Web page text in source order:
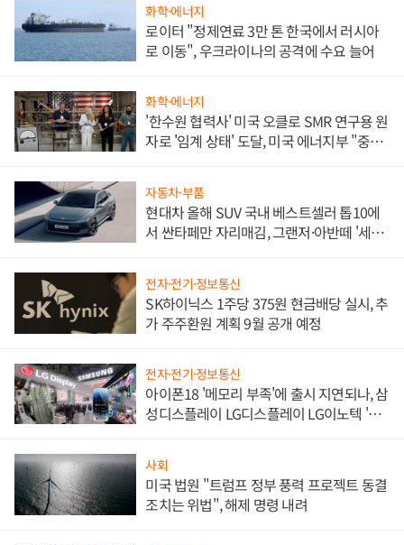
화학·에너지
로이터 "정제연료 3만 톤 한국에서 러시아
로 이동", 우크라이나의 공격에 수요 늘어
화학·에너지
'한수원 협력사' 미국 오클로 SMR 연구용 원
자로 '임계 상태' 도달, 미국 에너지부 "중요
자동차·부품
현대차 올해 SUV 국내 베스트셀러 톱10에
서 싼타페만 자리매김, 그랜저·아반떼 '세단
전자·전기·정보통신
SK하이닉스 1주당 375원 현금배당 실시, 추
가 주주환원 계획 9월 공개 예정
전자·전기·정보통신
아이폰18 '메모리 부족'에 출시 지연되나, 삼
성디스플레이 LG디스플레이 LG이노텍 '탈
사회
미국 법원 "트럼프 정부 풍력 프로젝트 동결
조치는 위법", 해제 명령 내려